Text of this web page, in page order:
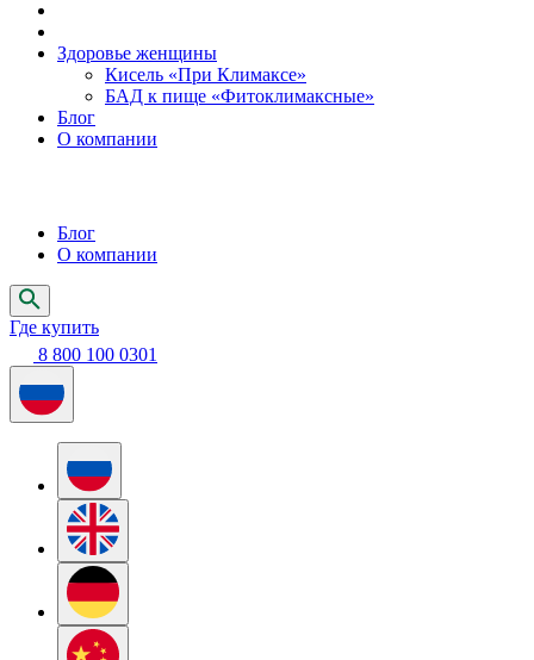
Здоровье женщины
Кисель «При Климаксе»
БАД к пище «Фитоклимаксные»
Блог
О компании
Блог
О компании
Где купить
8 800 100 0301